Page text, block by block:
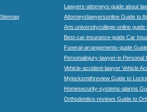
Sitemap
Lawyers-attorneys-guide about
Attorneyslawyersonline Guide to
Arts.universitycollege-online
Best-car-insurance-guide Car
Funeral-arrangements-guide
Personalinjury-lawyer-in Personal
Vehicle-accident-lawyer Vehicle
Mylocksmithreview Guide to
Homesecurity-systems-alarms
Orthodontics-reviews Guide to